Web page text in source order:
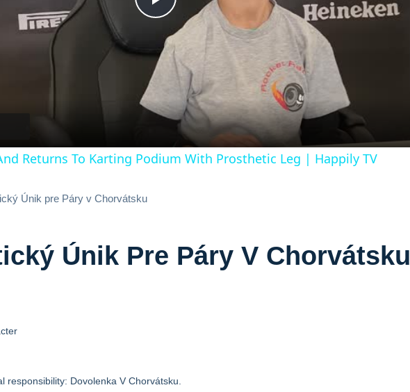
Play
Video
Returns To Karting Podium With Prosthetic Leg | Happily TV
Únik pre Páry v Chorvátsku
Únik Pre Páry V Chorvátsku
Dovolenka V Chorvátsku.